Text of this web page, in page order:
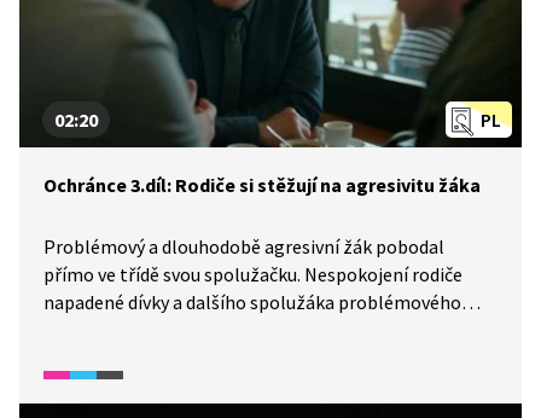
PL
02:20
Ochránce 3.díl: Rodiče si stěžují na agresivitu žáka
Problémový a dlouhodobě agresivní žák pobodal
přímo ve třídě svou spolužačku. Nespokojení rodiče
napadené dívky a dalšího spolužáka problémového